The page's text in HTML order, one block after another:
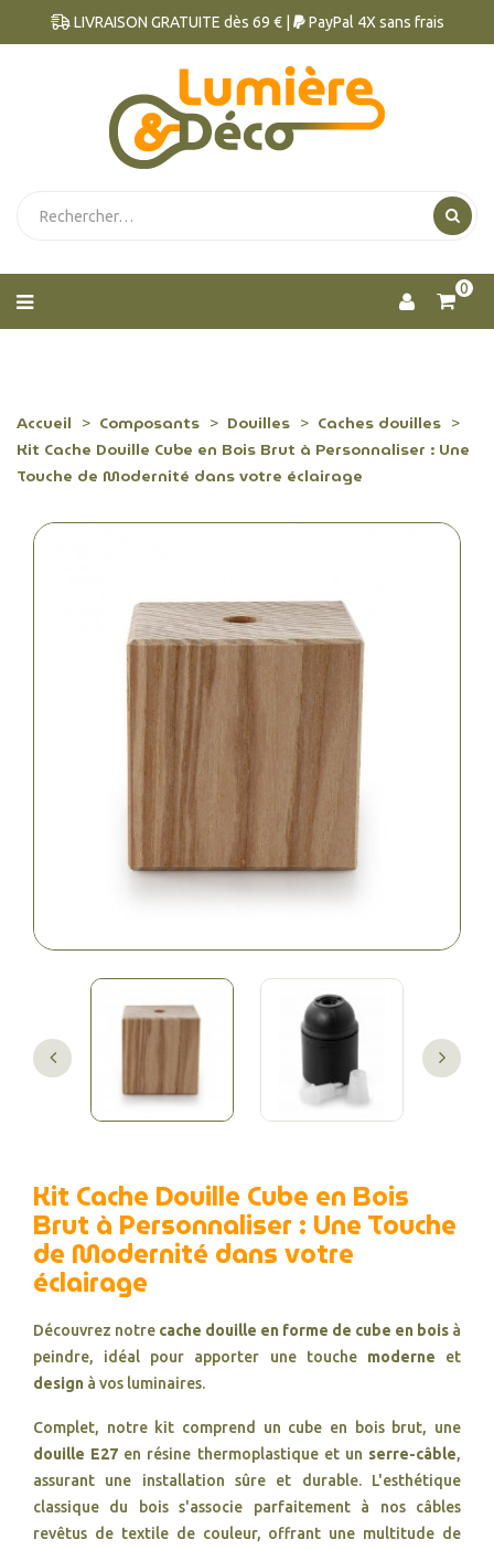
LIVRAISON GRATUITE dès 69 € | PayPal 4X sans frais
0
Accueil Composants Douilles
Caches douilles
Kit Cache Douille Cube en Bois Brut à Personnaliser : Une
Touche de Modernité dans votre éclairage
Kit Cache Douille Cube en Bois
Brut à Personnaliser : Une Touche
de Modernité dans votre
éclairage
Découvrez notre cache douille en forme de cube en bois à
peindre, idéal pour apporter une touche moderne et
design à vos luminaires.
Complet, notre kit comprend un cube en bois brut, une
douille E27 en résine thermoplastique et un serre-câble,
assurant une installation sûre et durable. L'esthétique
classique du bois s'associe parfaitement à nos câbles
revêtus de textile de couleur, offrant une multitude de